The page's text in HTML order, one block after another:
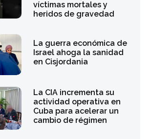
víctimas mortales y
heridos de gravedad
La guerra económica de
Israel ahoga la sanidad
en Cisjordania
La CIA incrementa su
actividad operativa en
Cuba para acelerar un
cambio de régimen